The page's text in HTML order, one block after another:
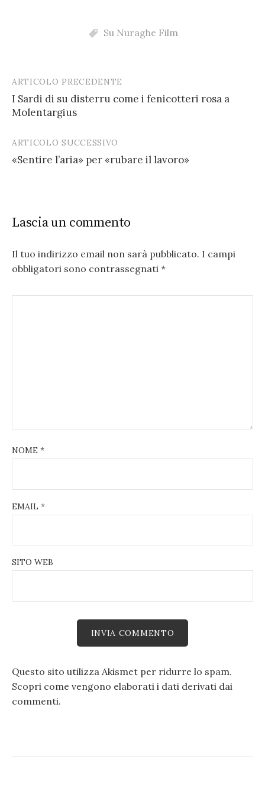
Su Nuraghe Film
Post
navigation
ARTICOLO PRECEDENTE
I Sardi di su disterru come i fenicotteri rosa a
Molentargius
ARTICOLO SUCCESSIVO
«Sentire l’aria» per «rubare il lavoro»
Lascia un commento
Il tuo indirizzo email non sarà pubblicato. I campi
obbligatori sono contrassegnati *
NOME *
EMAIL *
SITO WEB
Questo sito utilizza Akismet per ridurre lo spam.
Scopri come vengono elaborati i dati derivati dai
commenti.